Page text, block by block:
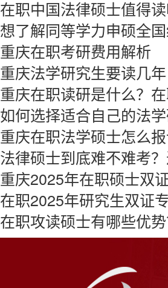
在职中国法律硕士值得读
想了解同等学力申硕全
重庆在职考研费用解析
重庆法学研究生要读几年
重庆在职读研是什么？
如何选择适合自己的法
重庆在职法学硕士怎么
法律硕士到底难不难考
重庆2025年在职硕士双
在职2025年研究生双证
在职攻读硕士有哪些优